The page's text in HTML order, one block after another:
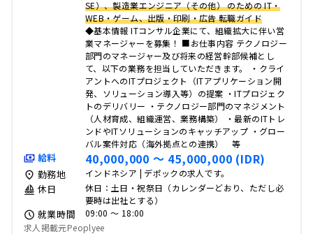
SE）、製造業エンジニア（その他） のための IT・
WEB・ゲーム、出版・印刷・広告 転職ガイド
◆基本情報 ITコンサル企業にて、組織拡大に伴い営
業マネージャーを募集！ ■お仕事内容 テクノロジー
部門のマネージャー及び将来の経営幹部候補とし
て、以下の業務を担当していただきます。 ・クライ
アントへのITプロジェクト（ITアプリケーション開
発、ソリューション導入等）の提案 ・ITプロジェク
トのデリバリー ・テクノロジー部門のマネジメント
（人材育成、組織運営、業務構築） ・最新のITトレ
ンドやITソリューションのキャッチアップ ・グロー
バル案件対応（海外拠点との連携） 等
給料 40,000,000 〜 45,000,000 (IDR)
勤務地 インドネシア | デポックの求人です。
休日
休日：土日・祝祭日（カレンダーどおり、ただし必
要時は出社とする）
就業時間
09:00 〜 18:00
求人掲載元Peoplyee